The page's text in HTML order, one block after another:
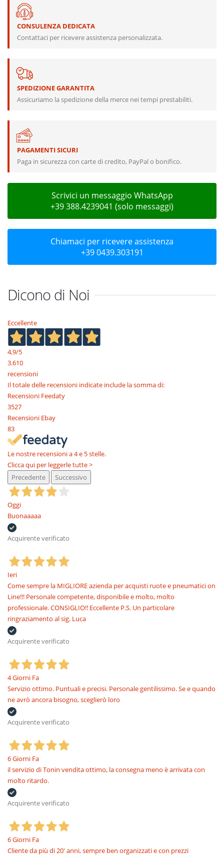
CONSULENZA DEDICATA
Contattaci per ricevere assistenza personalizzata.
SPEDIZIONE GARANTITA
Assicuriamo la spedizione della merce nei tempi prestabiliti.
PAGAMENTI SICURI
Paga in sicurezza con carte di credito, PayPal o bonifico.
Scrivici un messaggio WhatsApp
+39 388.4239041 (solo messaggi)
Chiamaci per ricevere assistenza
+39 0439.303191
Dicono di Noi
Eccellente
4,9/5
3.610
recensioni
Il totale delle recensioni indicate include la somma di:
Recensioni Feedaty
3527
Recensioni Ebay
83
Le nostre recensioni a 4 e 5 stelle.
Clicca qui per leggerle tutte >
Precedente
Successivo
Oggi
Buonaaaaa
Acquirente verificato
Ieri
Come sempre la MIGLIORE azienda per acquisti ruote e pneumatici on
Line!!! Personale competente, disponibile e molto, molto
professionale. CONSIGLIO!! Eccellente P.S. Un particolare
ringraziamento al sig. Luca
Acquirente verificato
4 Giorni Fa
Servizio ottimo. Puntuali e precisi. Personale gentilissimo. Se e quando
ne avrò ancora bisogno, sceglierò loro
Acquirente verificato
6 Giorni Fa
il servizio di Tonin vendita ottimo, la consegna meno è arrivata con
molto ritardo.
Acquirente verificato
6 Giorni Fa
Cliente da più di 20' anni, sempre ben organizzati e con prezzi